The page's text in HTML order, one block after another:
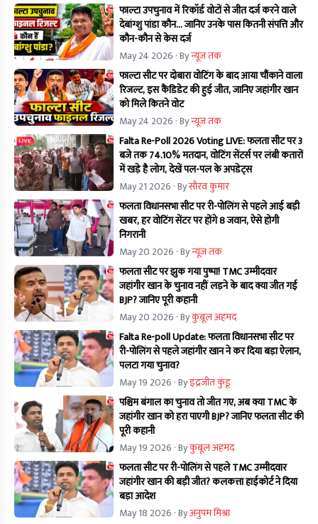
फाल्टा उपचुनाव में रिकॉर्ड वोटों से जीत दर्ज करने वाले
देबांग्शु पांडा कौन… जानिए उनके पास कितनी संपत्ति और
कौन-कौन से केस दर्ज
May 24 2026 · Byन्यूज तक
फाल्टा सीट पर दोबारा वोटिंग के बाद आया चौंकाने वाला
रिजल्ट, इस कैंडिडेट की हुई जीत, जानिए जहांगीर खान
को मिले कितने वोट
May 24 2026 · Byन्यूज तक
Falta Re-Poll 2026 Voting LIVE: फलता सीट पर 3
बजे तक 74.10% मतदान, वोटिंग सेंटर्स पर लंबी कतारों
में खड़े है लोग, देखें पल-पल के अपडेट्स
May 21 2026 · Byसौरव कुमार
फलता विधानसभा सीट पर री-पोलिंग से पहले आई बड़ी
खबर, हर वोटिंग सेंटर पर होंगे 8 जवान, ऐसे होगी
निगरानी
May 20 2026 · Byन्यूज तक
फलता सीट पर झुक गया पुष्पा! TMC उम्मीदवार
जहांगीर खान के चुनाव नहीं लड़ने के बाद क्या जीत गई
BJP? जानिए पूरी कहानी
May 20 2026 · Byकुबूल अहमद
Falta Re-poll Update: फलता विधानसभा सीट पर
री-पोलिंग से पहले जहांगीर खान ने कर दिया बड़ा ऐलान,
पलटा गया चुनाव?
May 19 2026 · Byइंद्रजीत कुंडू
पश्चिम बंगाल का चुनाव तो जीत गए, अब क्या TMC के
जहांगीर खान को हरा पाएगी BJP? जानिए फलता सीट की
पूरी कहानी
May 19 2026 · Byकुबूल अहमद
फलता सीट पर री-पोलिंग से पहले TMC उम्मीदवार
जहांगीर खान की बड़ी जीत? कलकत्ता हाईकोर्ट ने दिया
बड़ा आदेश
May 18 2026 · Byअनुपम मिश्रा